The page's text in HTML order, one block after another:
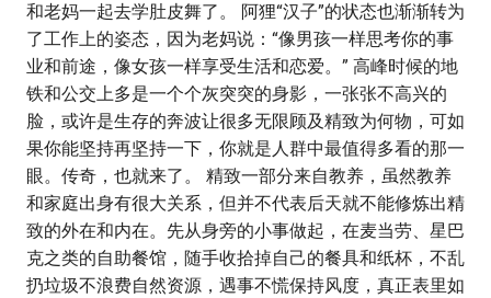
和老妈一起去学肚皮舞了。 阿狸“汉子”的状态也渐渐转为
了工作上的姿态，因为老妈说：“像男孩一样思考你的事
业和前途，像女孩一样享受生活和恋爱。” 高峰时候的地
铁和公交上多是一个个灰突突的身影，一张张不高兴的
脸，或许是生存的奔波让很多无限顾及精致为何物，可如
果你能坚持再坚持一下，你就是人群中最值得多看的那一
眼。传奇，也就来了。 精致一部分来自教养，虽然教养
和家庭出身有很大关系，但并不代表后天就不能修炼出精
致的外在和内在。先从身旁的小事做起，在麦当劳、星巴
克之类的自助餐馆，随手收拾掉自己的餐具和纸杯，不乱
扔垃圾不浪费自然资源，遇事不慌保持风度，真正表里如